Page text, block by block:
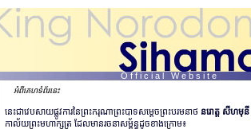
O f f i c i a l W e b s i t e
អំពីគេហទំព័រនេះ
នេះជាវេបសាយផ្លូវការនៃព្រះករុណាព្រះបាទសម្តេចព្រះបរមនាថ នរោត្ត សីហមុនី
កាល័យព្រះមហាក្សត្រ ដែលមានរចនាសម្ព័ន្ធដូចខាងក្រោម៖